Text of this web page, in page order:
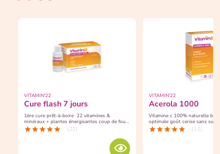
cure flash 7 jours
VITAMIN'22
1ère cure prêt-à-boire 22 vitamines &
minéraux + plantes énergisantes coup de fouet
immédiat !
starstarstarstarstar (21)
acerola 1000
VITAMIN'22
Vitamine c 100% naturelle biodisponibilité
optimale goût cerise
starstarstarstarstar (11)